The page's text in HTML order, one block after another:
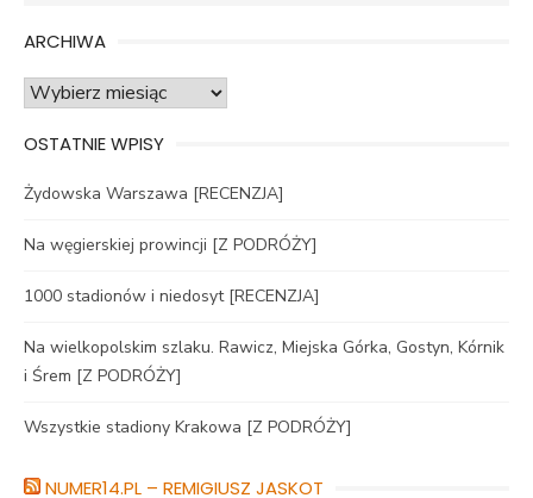
ARCHIWA
Archiwa
OSTATNIE WPISY
Żydowska Warszawa [RECENZJA]
Na węgierskiej prowincji [Z PODRÓŻY]
1000 stadionów i niedosyt [RECENZJA]
Na wielkopolskim szlaku. Rawicz, Miejska Górka, Gostyn, Kórnik
i Śrem [Z PODRÓŻY]
Wszystkie stadiony Krakowa [Z PODRÓŻY]
NUMER14.PL – REMIGIUSZ JASKOT